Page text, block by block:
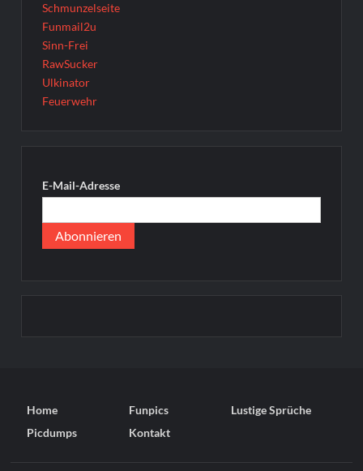
Schmunzelseite
Funmail2u
Sinn-Frei
RawSucker
Ulkinator
Feuerwehr
E-Mail-Adresse
Home Funpics
Lustige Sprüche
Picdumps
Kontakt